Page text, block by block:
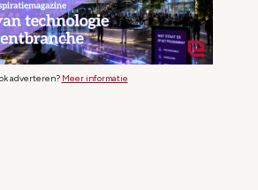
adverteren? Meer informatie